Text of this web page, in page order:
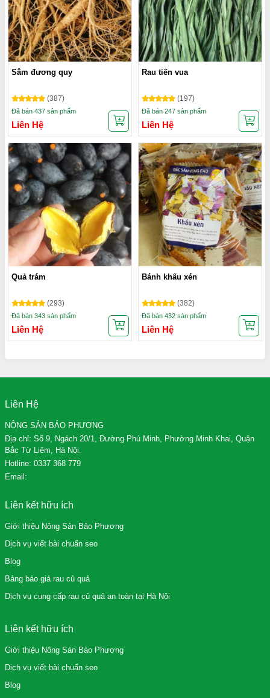
Sâm đương quy
(387)
Đã bán 437 sản phẩm
Liên Hệ
Rau tiến vua
(197)
Đã bán 247 sản phẩm
Liên Hệ
Quả trám
(293)
Đã bán 343 sản phẩm
Liên Hệ
Bánh khấu xén
(382)
Đã bán 432 sản phẩm
Liên Hệ
Liên Hệ
NÔNG SẢN BẢO PHƯƠNG
Địa chỉ: Số 9, Ngách 20/1, Đường Phú Minh, Phường Minh Khai, Quận
Bắc Từ Liêm, Hà Nội.
Hotline: 0337 368 779
Email:
Liên kết hữu ích
Giới thiệu Nông Sản Bảo Phương
Dịch vụ viết bài chuẩn seo
Blog
Bảng báo giá rau củ quả
Dịch vụ cung cấp rau củ quả an toàn tại Hà Nội
Liên kết hữu ích
Giới thiệu Nông Sản Bảo Phương
Dịch vụ viết bài chuẩn seo
Blog